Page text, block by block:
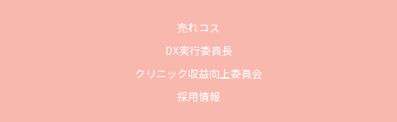
売れコス
DX実行委員長
クリニック収益向上委員会
採用情報